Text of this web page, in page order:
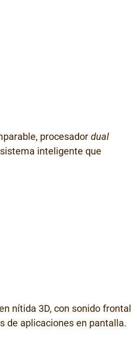
procesador dual
inteligente que
nítida 3D, con sonido frontal
de aplicaciones en pantalla.